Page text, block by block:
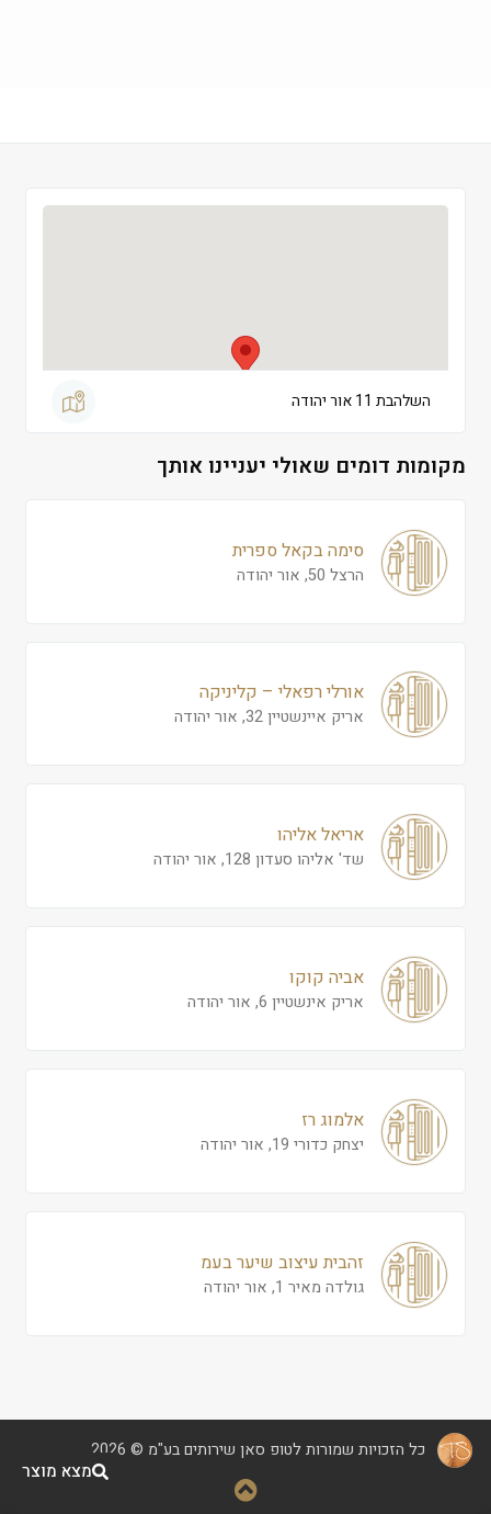
השלהבת 11 אור יהודה
מקומות דומים שאולי יעניינו אותך
סימה בקאל ספרית
הרצל 50, אור יהודה
אורלי רפאלי – קליניקה
אריק איינשטיין 32, אור יהודה
אריאל אליהו
שד' אליהו סעדון 128, אור יהודה
אביה קוקו
אריק אינשטיין 6, אור יהודה
אלמוג רז
יצחק כדורי 19, אור יהודה
זהבית עיצוב שיער בעמ
גולדה מאיר 1, אור יהודה
כל הזכויות שמורות לטופ סאן שירותים בע"מ © 2026
מצא מוצר